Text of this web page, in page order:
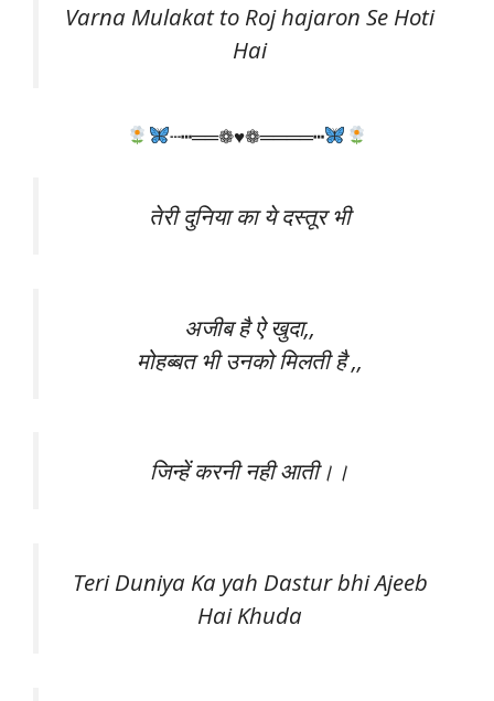
Varna Mulakat to Roj hajaron Se Hoti
Hai
┄┅══❁♥❁════┅
तेरी दुनिया का ये दस्तूर भी
अजीब है ऐ खुदा,,
मोहब्बत भी उनको मिलती है ,,
जिन्हें करनी नही आती।।
Teri Duniya Ka yah Dastur bhi Ajeeb
Hai Khuda